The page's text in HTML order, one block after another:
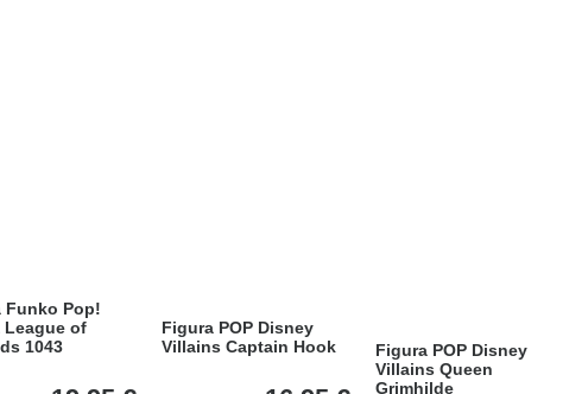
Funko Pop!
League of
1043
Figura POP Disney
Villains Captain Hook
Figura POP Disney
Villains Queen
Grimhilde